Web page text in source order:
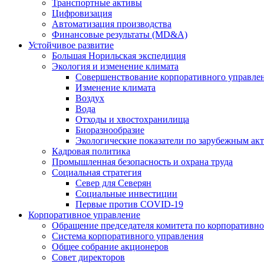
Транспортные активы
Цифровизация
Автоматизация производства
Финансовые результаты (MD&A)
Устойчивое развитие
Большая Норильская экспедиция
Экология и изменение климата
Совершенствование корпоративного
Изменение климата
Воздух
Вода
Отходы и хвостохранилища
Биоразнообразие
Экологические показатели по зарубежным
Кадровая политика
Промышленная безопасность и охрана труда
Социальная стратегия
Север для Северян
Социальные инвестиции
Первые против COVID‑19
Корпоративное управление
Обращение председателя комитета по
Система корпоративного управления
Общее собрание акционеров
Совет директоров